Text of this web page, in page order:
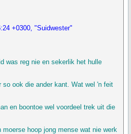
+0300, "Suidwester"
was reg nie en sekerlik het hulle
ook die ander kant. Wat wel 'n feit
en boontoe wel voordeel trek uit die
hoop jong mense wat nie werk